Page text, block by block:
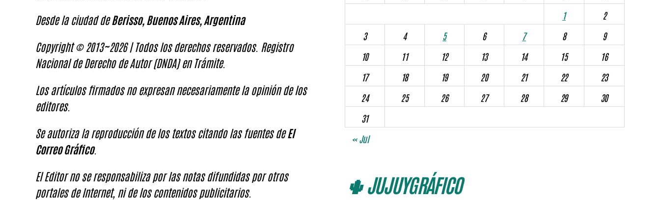
Desde la ciudad deBerisso, Buenos Aires, Argentina
Copyright © 2013~2026 | Todos los derechos reservados. Registro
Nacional de Derecho de Autor (DNDA) en Trámite.
Los artículos firmados no expresan necesariamente la opinión de los
editores.
Se autoriza la reproducción de los textos citando las fuentes deEl
Correo Gráfico.
El Editor no se responsabiliza por las notas difundidas por otros
portales de Internet, ni de los contenidos publicitarios.
1
2
3
4 5 6 7 8
9
10
11 12 13 14 15
16
17
18 19 20 21 22
23
24
25 26 27 28 29
30
31
« Jul
🌵 JUJUYGRÁFICO